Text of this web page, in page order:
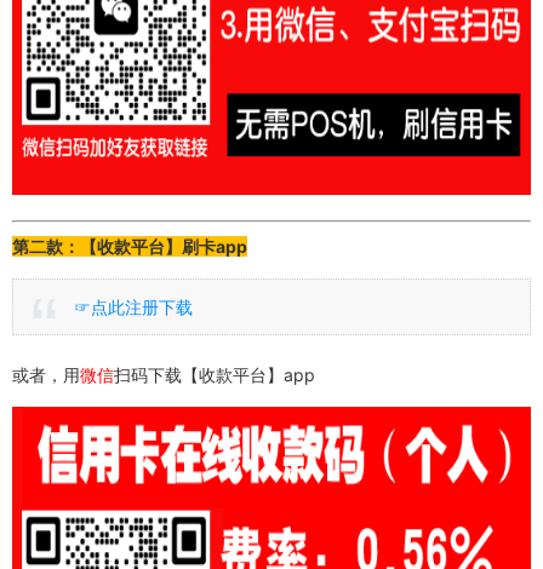
第二款：【收款平台】刷卡app
☞点此注册下载
或者，用微信扫码下载【收款平台】app